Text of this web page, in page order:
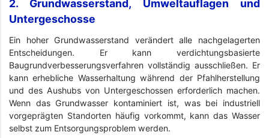
2. Grundwasserstand, Umweltauflagen und
Untergeschosse
Ein hoher Grundwasserstand verändert alle nachgelagerten
Entscheidungen. Er kann verdichtungsbasierte
Baugrundverbesserungsverfahren vollständig ausschließen. Er
kann erhebliche Wasserhaltung während der Pfahlherstellung
und des Aushubs von Untergeschossen erforderlich machen.
Wenn das Grundwasser kontaminiert ist, was bei industriell
vorgeprägten Standorten häufig vorkommt, kann das Wasser
selbst zum Entsorgungsproblem werden.